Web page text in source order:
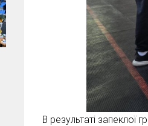
В результаті запеклої